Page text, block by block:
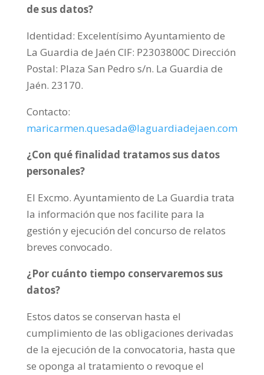
de sus datos?
Identidad: Excelentísimo Ayuntamiento de
La Guardia de Jaén CIF: P2303800C Dirección
Postal: Plaza San Pedro s/n. La Guardia de
Jaén. 23170.
Contacto:
maricarmen.quesada@laguardiadejaen.com
¿Con qué finalidad tratamos sus datos
personales?
El Excmo. Ayuntamiento de La Guardia trata
la información que nos facilite para la
gestión y ejecución del concurso de relatos
breves convocado.
¿Por cuánto tiempo conservaremos sus
datos?
Estos datos se conservan hasta el
cumplimiento de las obligaciones derivadas
de la ejecución de la convocatoria, hasta que
se oponga al tratamiento o revoque el